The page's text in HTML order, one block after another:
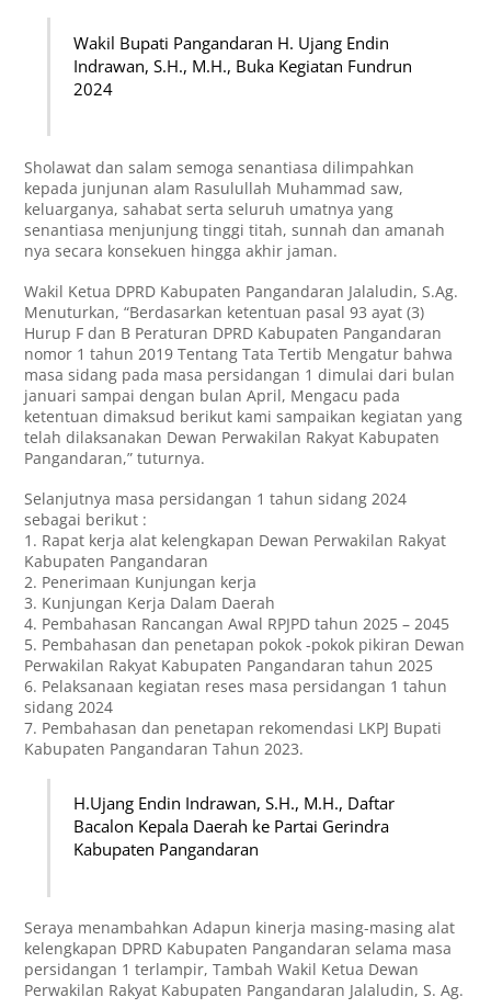
Wakil Bupati Pangandaran H. Ujang Endin
Indrawan, S.H., M.H., Buka Kegiatan Fundrun
2024
Sholawat dan salam semoga senantiasa dilimpahkan
kepada junjunan alam Rasulullah Muhammad saw,
keluarganya, sahabat serta seluruh umatnya yang
senantiasa menjunjung tinggi titah, sunnah dan amanah
nya secara konsekuen hingga akhir jaman.
Wakil Ketua DPRD Kabupaten Pangandaran Jalaludin, S.Ag.
Menuturkan, “Berdasarkan ketentuan pasal 93 ayat (3)
Hurup F dan B Peraturan DPRD Kabupaten Pangandaran
nomor 1 tahun 2019 Tentang Tata Tertib Mengatur bahwa
masa sidang pada masa persidangan 1 dimulai dari bulan
januari sampai dengan bulan April, Mengacu pada
ketentuan dimaksud berikut kami sampaikan kegiatan yang
telah dilaksanakan Dewan Perwakilan Rakyat Kabupaten
Pangandaran,” tuturnya.
Selanjutnya masa persidangan 1 tahun sidang 2024
sebagai berikut :
1. Rapat kerja alat kelengkapan Dewan Perwakilan Rakyat
Kabupaten Pangandaran
2. Penerimaan Kunjungan kerja
3. Kunjungan Kerja Dalam Daerah
4. Pembahasan Rancangan Awal RPJPD tahun 2025 – 2045
5. Pembahasan dan penetapan pokok -pokok pikiran Dewan
Perwakilan Rakyat Kabupaten Pangandaran tahun 2025
6. Pelaksanaan kegiatan reses masa persidangan 1 tahun
sidang 2024
7. Pembahasan dan penetapan rekomendasi LKPJ Bupati
Kabupaten Pangandaran Tahun 2023.
H.Ujang Endin Indrawan, S.H., M.H., Daftar
Bacalon Kepala Daerah ke Partai Gerindra
Kabupaten Pangandaran
Seraya menambahkan Adapun kinerja masing-masing alat
kelengkapan DPRD Kabupaten Pangandaran selama masa
persidangan 1 terlampir, Tambah Wakil Ketua Dewan
Perwakilan Rakyat Kabupaten Pangandaran Jalaludin, S. Ag.